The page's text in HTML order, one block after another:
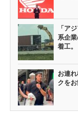
「ア
系企
着工。
お連
クを